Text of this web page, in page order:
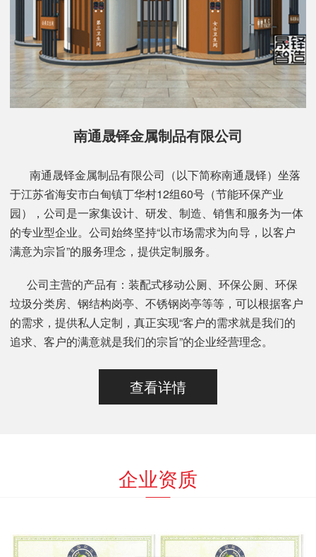
南通晟铎金属制品有限公司
南通晟铎金属制品有限公司（以下简称南通晟铎）坐落
于江苏省海安市白甸镇丁华村12组60号（节能环保产业
园），公司是一家集设计、研发、制造、销售和服务为一体
的专业型企业。公司始终坚持“以市场需求为向导，以客户
满意为宗旨”的服务理念，提供定制服务。
公司主营的产品有：装配式移动公厕、环保公厕、环保
垃圾分类房、钢结构岗亭、不锈钢岗亭等等，可以根据客户
的需求，提供私人定制，真正实现“客户的需求就是我们的
追求、客户的满意就是我们的宗旨”的企业经营理念。
查看详情
企业资质